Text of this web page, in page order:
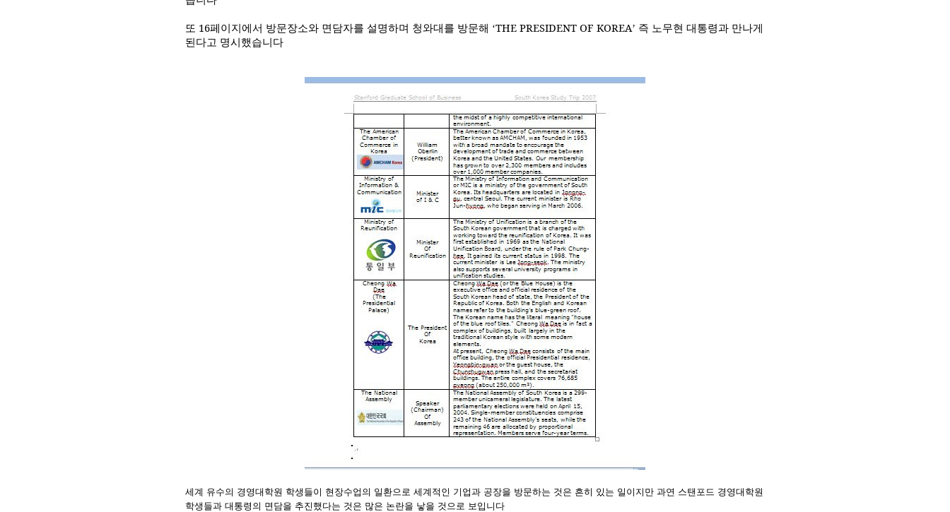
또 16페이지에서 방문장소와 면담자를 설명하며 청와대를 방문해 ‘THE PRESIDENT OF KOREA’ 즉 노무현 대통령과 만나게
된다고 명시했습니다
세계 유수의 경영대학원 학생들이 현장수업의 일환으로 세계적인 기업과 공장을 방문하는 것은 흔히 있는 일이지만 과연 스탠포드 경영대학원
학생들과 대통령의 면담을 추진했다는 것은 많은 논란을 낳을 것으로 보입니다